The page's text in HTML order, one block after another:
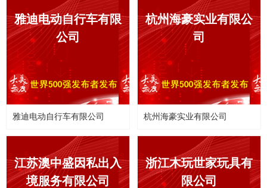
大美无度发布：银河体育入选AAA信用企业，好
雅迪电动自行车有限
公司
雅迪电动自行车有限公司
杭州海豪实业有限公
司
杭州海豪实业有限公司
江苏澳中盛因私出入
境服务有限公司
浙江木玩世家玩具有
限公司